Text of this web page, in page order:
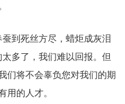
到死丝方尽，蜡炬成灰泪
多了，我们难以回报。但
们将不会辜负您对我们的期
用的人才。